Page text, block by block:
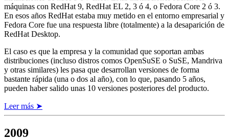
máquinas con RedHat 9, RedHat EL 2, 3 ó 4, o Fedora Core 2 ó 3.
En esos años RedHat estaba muy metido en el entorno empresarial y
Fedora Core fue una respuesta libre (totalmente) a la desaparición de
RedHat Desktop.
El caso es que la empresa y la comunidad que soportan ambas
distribuciones (incluso distros comos OpenSuSE o SuSE, Mandriva
y otras similares) les pasa que desarrollan versiones de forma
bastante rápida (una o dos al año), con lo que, pasando 5 años,
pueden haber salido unas 10 versiones posteriores del producto.
Leer más ➤
2009